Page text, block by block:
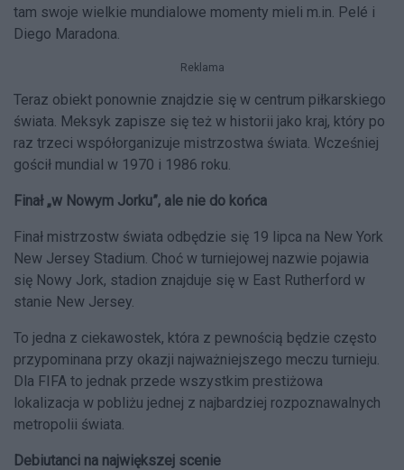
tam swoje wielkie mundialowe momenty mieli m.in. Pelé i
Diego Maradona.
Reklama
Teraz obiekt ponownie znajdzie się w centrum piłkarskiego
świata. Meksyk zapisze się też w historii jako kraj, który po
raz trzeci współorganizuje mistrzostwa świata. Wcześniej
gościł mundial w 1970 i 1986 roku.
Finał „w Nowym Jorku”, ale nie do końca
Finał mistrzostw świata odbędzie się 19 lipca na New York
New Jersey Stadium. Choć w turniejowej nazwie pojawia
się Nowy Jork, stadion znajduje się w East Rutherford w
stanie New Jersey.
To jedna z ciekawostek, która z pewnością będzie często
przypominana przy okazji najważniejszego meczu turnieju.
Dla FIFA to jednak przede wszystkim prestiżowa
lokalizacja w pobliżu jednej z najbardziej rozpoznawalnych
metropolii świata.
Debiutanci na największej scenie